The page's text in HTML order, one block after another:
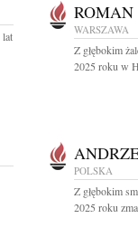
lat
WARSZAWA
Z głębokim
2025 roku w
POLSKA
Z głębokim
2025 roku